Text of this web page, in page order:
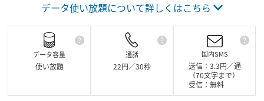
データ使い放題について詳しくはこちら
データ容量
使い放題
通話
22円／30秒
通話
衛星電話への通話な
す。また他社が料金
国内SMS
送信：3.3円／通
（70文字まで）
受信：無料